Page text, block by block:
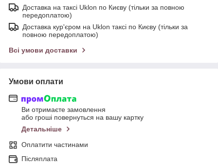
Доставка на таксі Uklon по Києву (тільки за повною
передоплатою)
Доставка кур'єром на Uklon таксі по Києву (тільки за
повною передоплатою)
Всі умови доставки
Умови оплати
Ви отримаєте замовлення
або гроші повернуться на вашу картку
Детальніше
Оплатити частинами
Післяплата